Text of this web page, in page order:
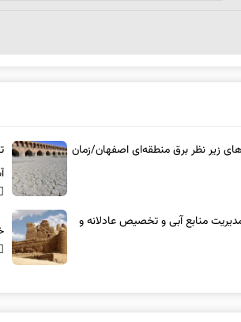
زیر نظر برق منطقه‌ای اصفهان/زمان
منابع آبی و تخصیص عادلانه و